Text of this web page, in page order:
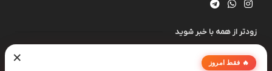
زودتر از همه با خبر شوید
× 🔥 فقط امروز